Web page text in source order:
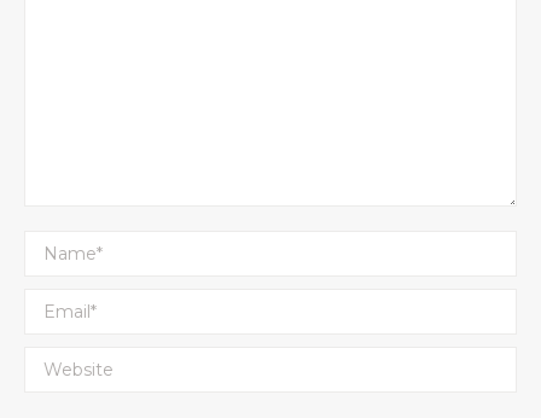
Name *
Email *
Website